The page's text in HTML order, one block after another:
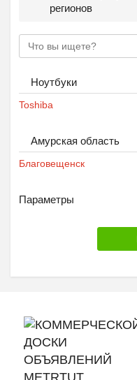
регионов
Ноутбуки
Toshiba
Амурская область
Благовещенск
Параметры